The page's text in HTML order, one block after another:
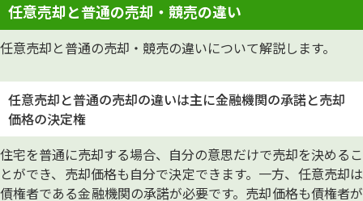
任意売却と普通の売却・競売の違い
任意売却と普通の売却・競売の違いについて解説します。
任意売却と普通の売却の違いは主に金融機関の承諾と売却
価格の決定権
住宅を普通に売却する場合、自分の意思だけで売却を決めるこ
とができ、売却価格も自分で決定できます。一方、任意売却は
債権者である金融機関の承諾が必要です。売却価格も債権者が